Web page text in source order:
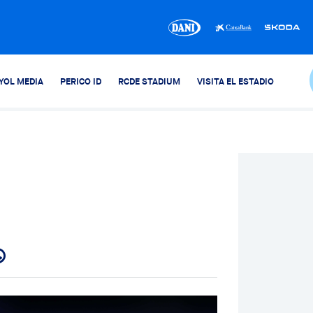
MEDIA PERICO ID RCDE STADIUM VISITA EL ESTADIO